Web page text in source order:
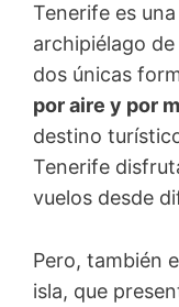
Tenerife es
archipiélago
dos únicas
por aire y por
destino
Tenerife
vuelos desde
Pero, también
isla, que